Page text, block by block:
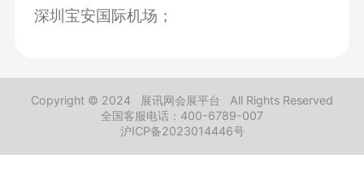
深圳宝安国际机场；
Copyright © 2024 展讯网会展平台 All Rights Reserved
全国客服电话：400-6789-007
沪ICP备2023014446号